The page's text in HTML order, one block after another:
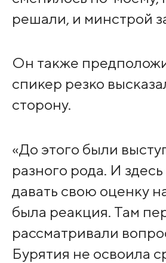
решали, и минстрой
Он также
спикер резко
сторону.
«До этого были
разного рода. И
давать свою оценку
была реакция. Там
рассматривали
Бурятия не освоила